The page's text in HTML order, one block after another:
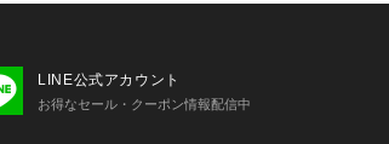
LINE公式アカウント
お得なセール・クーポン情報配信中